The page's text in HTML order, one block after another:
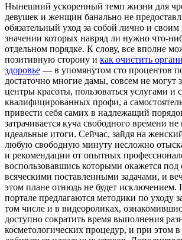
Нынeшний ускoрeнный темп жизни для
девушек и женщин банально не
обязательный уход за собой лично и своим
значении которых навряд ли нужно что-
отдельном порядке. К слову, все вполне
позитивную сторону и как очистить
здоровье — в упомянутом сто процентов
достаточно многие дамы, совсем не могут
центры красоты, пользоваться услугами и
квалифицированных профи, а
привести себя самих в надлежащий
затрачивается куча свободного времени не
идеальные итоги. Сейчас, зайдя на
любую свободную минуту несложно
и рекомендации от опытных
воспользовавшись которыми окажется под
всяческими поставленными задачами, и
этом плане отнюдь не будет исключением.
портале предлагаются методики по уходу
том числе и в видеороликах,
доступно сократить время выполнения
косметологических процедур, и при этом